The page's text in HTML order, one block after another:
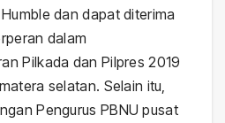
dan dapat diterima
dalam
Pilkada dan Pilpres 2019
selatan. Selain itu,
Pengurus PBNU pusat